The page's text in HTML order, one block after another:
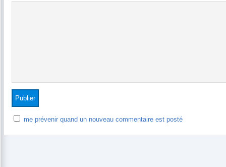
me prévenir quand un nouveau commentaire est posté